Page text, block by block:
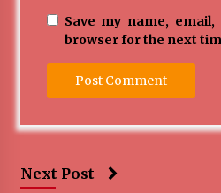
Save my name,
browser for the next
Next Post